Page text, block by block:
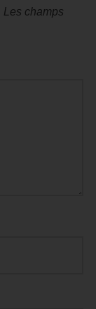
Les champs